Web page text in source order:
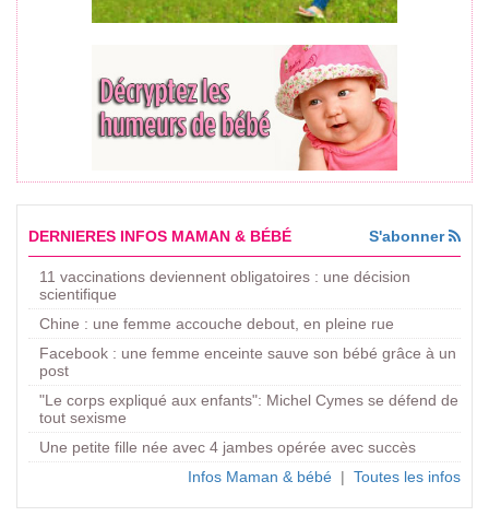
DERNIERES INFOS MAMAN & BÉBÉ S'abonner
11 vaccinations deviennent obligatoires : une décision
scientifique
Chine : une femme accouche debout, en pleine rue
Facebook : une femme enceinte sauve son bébé grâce à un
post
"Le corps expliqué aux enfants": Michel Cymes se défend de
tout sexisme
Une petite fille née avec 4 jambes opérée avec succès
Infos Maman & bébé | Toutes les infos